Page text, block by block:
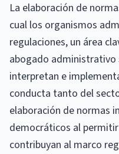
La elaboración de
cual los organismos
regulaciones, un área
abogado administrativo
interpretan e
conducta tanto del
elaboración de normas
democráticos al
contribuyan al marco